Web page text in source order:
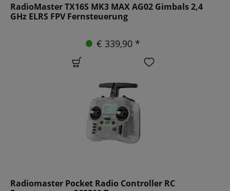
RadioMaster TX16S MK3 MAX AG02 Gimbals 2,4
GHz ELRS FPV Fernsteuerung
€ 339,90 *
Radiomaster Pocket Radio Controller RC